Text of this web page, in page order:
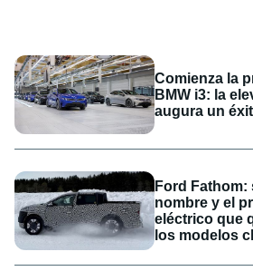
Comienza la
BMW i3: la
augura un
Ford Fathom:
nombre y el
eléctrico que
los modelos